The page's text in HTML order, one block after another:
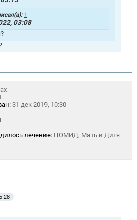
↑
03:08
31 дек 2019, 10:30
лечение: ЦОМИД, Мать и Дитя